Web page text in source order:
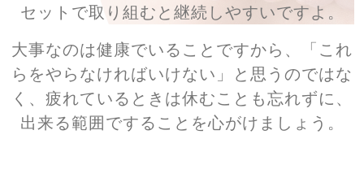
セットで取り組むと継続しやすいですよ。
大事なのは健康でいることですから、「これ
らをやらなければいけない」と思うのではな
く、疲れているときは休むことも忘れずに、
出来る範囲ですることを心がけましょう。